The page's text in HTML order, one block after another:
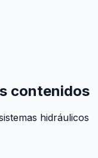
contenidos
hidráulicos